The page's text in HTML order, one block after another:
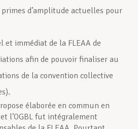
d’amplitude actuelles pour
et immédiat de la FLEAA de
afin de pouvoir finaliser au
de la convention collective
élaborée en commun en
l’OGBL fut intégralement